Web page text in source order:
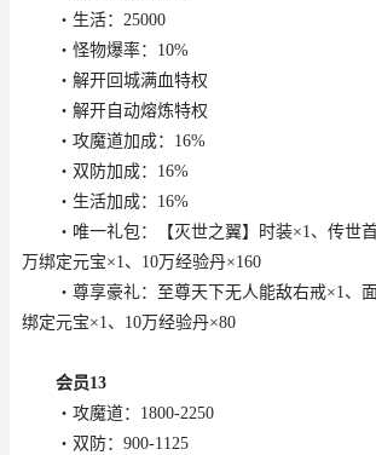
・生活：25000
・怪物爆率：10%
・解开回城满血特权
・解开自动熔炼特权
・攻魔道加成：16%
・双防加成：16%
・生活加成：16%
・唯一礼包：【灭世之翼】时装×1、传世首
万绑定元宝×1、10万经验丹×160
・尊享豪礼：至尊天下无人能敌右戒×1、面
绑定元宝×1、10万经验丹×80
会员13
・攻魔道：1800-2250
・双防：900-1125